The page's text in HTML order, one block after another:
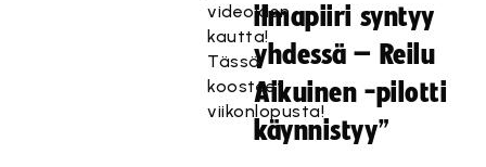
videoiden
kautta!
Tässä
koosteet
viikonlopusta!
ilmapiiri syntyy
yhdessä – Reilu
Aikuinen -pilotti
käynnistyy”